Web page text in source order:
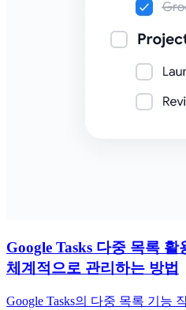
Google Tasks 다중 목록
체계적으로 관리하는 방법
Google Tasks의 다중 목록 기능